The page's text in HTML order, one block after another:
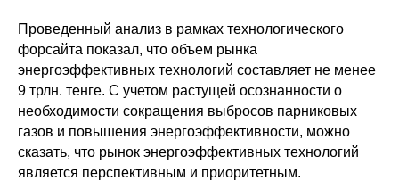
Проведенный анализ в рамках технологического
форсайта показал, что объем рынка
энергоэффективных технологий составляет не менее
9 трлн. тенге. С учетом растущей осознанности о
необходимости сокращения выбросов парниковых
газов и повышения энергоэффективности, можно
сказать, что рынок энергоэффективных технологий
является перспективным и приоритетным.